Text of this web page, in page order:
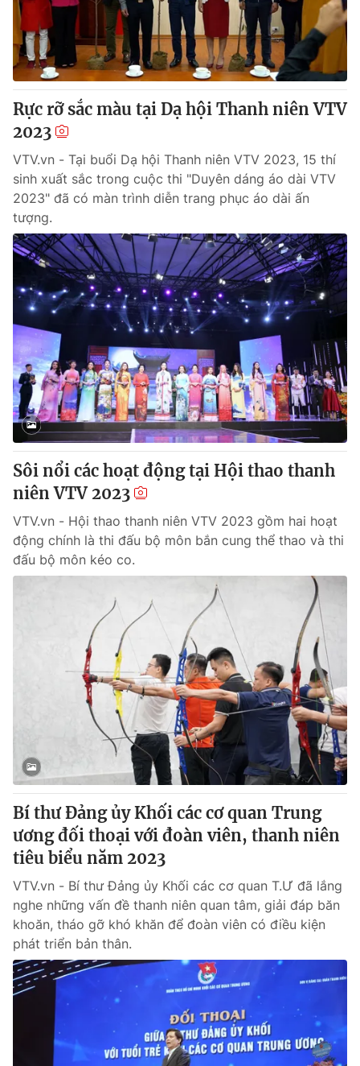
Rực rỡ sắc màu tại Dạ hội Thanh niên VTV
2023
VTV.vn - Tại buổi Dạ hội Thanh niên VTV 2023, 15 thí
sinh xuất sắc trong cuộc thi "Duyên dáng áo dài VTV
2023" đã có màn trình diễn trang phục áo dài ấn
tượng.
Sôi nổi các hoạt động tại Hội thao thanh
niên VTV 2023
VTV.vn - Hội thao thanh niên VTV 2023 gồm hai hoạt
động chính là thi đấu bộ môn bắn cung thể thao và thi
đấu bộ môn kéo co.
Bí thư Đảng ủy Khối các cơ quan Trung
ương đối thoại với đoàn viên, thanh niên
tiêu biểu năm 2023
VTV.vn - Bí thư Đảng ủy Khối các cơ quan T.Ư đã lắng
nghe những vấn đề thanh niên quan tâm, giải đáp băn
khoăn, tháo gỡ khó khăn để đoàn viên có điều kiện
phát triển bản thân.